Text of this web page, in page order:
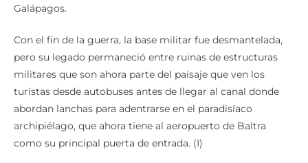
Galápagos.
Con el fin de la guerra, la base militar fue desmantelada,
pero su legado permaneció entre ruinas de estructuras
militares que son ahora parte del paisaje que ven los
turistas desde autobuses antes de llegar al canal donde
abordan lanchas para adentrarse en el paradisíaco
archipiélago, que ahora tiene al aeropuerto de Baltra
como su principal puerta de entrada. (I)